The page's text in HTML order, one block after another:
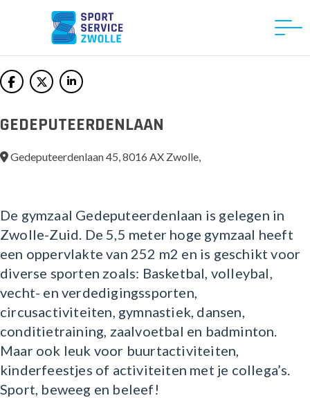
GEDEPUTEERDENLAAN
Gedeputeerdenlaan 45, 8016 AX Zwolle,
De gymzaal Gedeputeerdenlaan is gelegen in
Zwolle-Zuid. De 5,5 meter hoge gymzaal heeft
een oppervlakte van 252 m2 en is geschikt voor
diverse sporten zoals: Basketbal, volleybal,
vecht- en verdedigingssporten,
circusactiviteiten, gymnastiek, dansen,
conditietraining, zaalvoetbal en badminton.
Maar ook leuk voor buurtactiviteiten,
kinderfeestjes of activiteiten met je collega’s.
Sport, beweeg en beleef!